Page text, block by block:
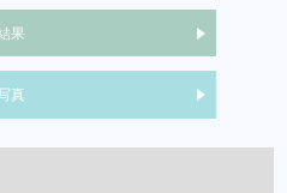
果
真